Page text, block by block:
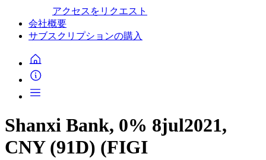
アクセスをリクエスト
会社概要
サブスクリプションの購入
Shanxi Bank, 0% 8jul2021,
CNY (91D) (FIGI